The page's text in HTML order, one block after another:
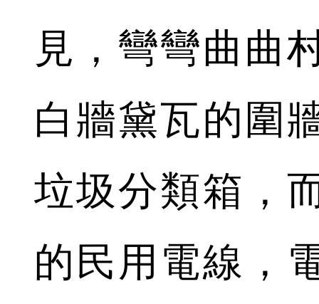
見，彎彎曲曲
白牆黛瓦的圍
垃圾分類箱，
的民用電線，